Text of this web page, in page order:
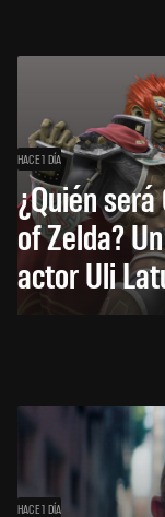
HACE 1 DÍA
¿Quién
of Zelda?
actor Uli
HACE 1 DÍA